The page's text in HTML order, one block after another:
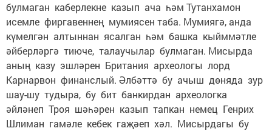
булмаган каберлекне казып ача һәм Тутанхамон
исемле фиргавеннең мумиясен таба. Мумиягә, анда
күмелгән алтыннан ясалган һәм башка кыйммәтле
әйберләргә тиюче, талаучылар булмаган. Мисырда
аның казу эшләрен Британия археологы лорд
Карнарвон финанслый. Әлбәттә бу ачыш дөняда зур
шау-шу тудыра, бу бит банкирдан археологка
әйләнеп Троя шәһәрен казып тапкан немец Генрих
Шлиман гамәле кебек гаҗәеп хәл. Мисырдагы бу